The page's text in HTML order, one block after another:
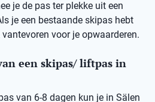
je de pas ter plekke uit een
je een bestaande skipas hebt
voor je opwaarderen.
een skipas/ liftpas in
van 6-8 dagen kun je in Sälen